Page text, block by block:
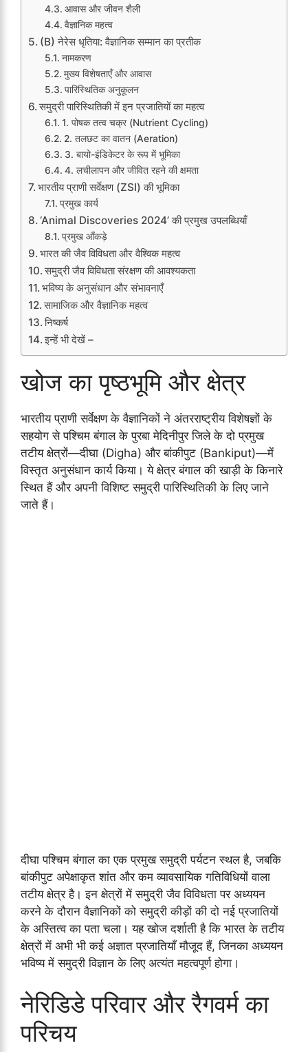
आवास और जीवन शैली
वैज्ञानिक महत्व
(B) नेरेस धृतिया: वैज्ञानिक सम्मान का प्रतीक
नामकरण
मुख्य विशेषताएँ और आवास
पारिस्थितिक अनुकूलन
समुद्री पारिस्थितिकी में इन प्रजातियों का महत्व
1. पोषक तत्व चक्र (Nutrient Cycling)
2. तलछट का वातन (Aeration)
3. बायो-इंडिकेटर के रूप में भूमिका
4. लचीलापन और जीवित रहने की क्षमता
भारतीय प्राणी सर्वेक्षण (ZSI) की भूमिका
प्रमुख कार्य
‘Animal Discoveries 2024’ की प्रमुख उपलब्धियाँ
प्रमुख आँकड़े
भारत की जैव विविधता और वैश्विक महत्व
समुद्री जैव विविधता संरक्षण की आवश्यकता
भविष्य के अनुसंधान और संभावनाएँ
सामाजिक और वैज्ञानिक महत्व
निष्कर्ष
इन्हें भी देखें –
खोज का पृष्ठभूमि और क्षेत्र
भारतीय प्राणी सर्वेक्षण के वैज्ञानिकों ने अंतरराष्ट्रीय विशेषज्ञों के
सहयोग से पश्चिम बंगाल के पुरबा मेदिनीपुर जिले के दो प्रमुख
तटीय क्षेत्रों—दीघा (Digha) और बांकीपुट (Bankiput)—में
विस्तृत अनुसंधान कार्य किया। ये क्षेत्र बंगाल की खाड़ी के किनारे
स्थित हैं और अपनी विशिष्ट समुद्री पारिस्थितिकी के लिए जाने
जाते हैं।
दीघा पश्चिम बंगाल का एक प्रमुख समुद्री पर्यटन स्थल है, जबकि
बांकीपुट अपेक्षाकृत शांत और कम व्यावसायिक गतिविधियों वाला
तटीय क्षेत्र है। इन क्षेत्रों में समुद्री जैव विविधता पर अध्ययन
करने के दौरान वैज्ञानिकों को समुद्री कीड़ों की दो नई प्रजातियों
के अस्तित्व का पता चला। यह खोज दर्शाती है कि भारत के तटीय
क्षेत्रों में अभी भी कई अज्ञात प्रजातियाँ मौजूद हैं, जिनका अध्ययन
भविष्य में समुद्री विज्ञान के लिए अत्यंत महत्वपूर्ण होगा।
नेरिडिडे परिवार और रैगवर्म का
परिचय